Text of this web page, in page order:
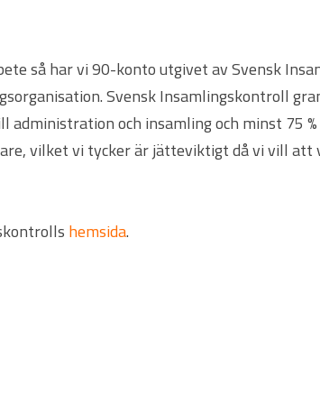
så har vi 90-konto utgivet av Svensk
Svensk Insamlingskontroll
administration och insamling och minst 75
vilket vi tycker är jätteviktigt då vi vill att
hemsida.